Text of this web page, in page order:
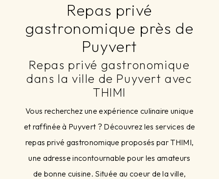
Repas privé
gastronomique près de
Puyvert
Repas privé gastronomique
dans la ville de Puyvert avec
THIMI
Vous recherchez une expérience culinaire unique
et raffinée à Puyvert ? Découvrez les services de
repas privé gastronomique proposés par THIMI,
une adresse incontournable pour les amateurs
de bonne cuisine. Située au coeur de la ville,